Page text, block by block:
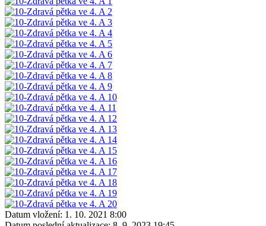
Datum vložení: 1. 10. 2021 8:00